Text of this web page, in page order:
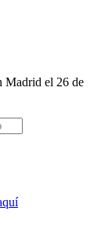
Madrid el 26 de